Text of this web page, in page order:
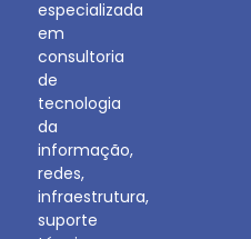
especializada
em
consultoria
de
tecnologia
da
informação,
redes,
infraestrutura,
suporte